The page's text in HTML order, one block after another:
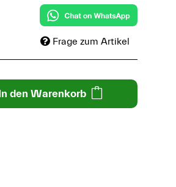
Frage zum Artikel
den Warenkorb